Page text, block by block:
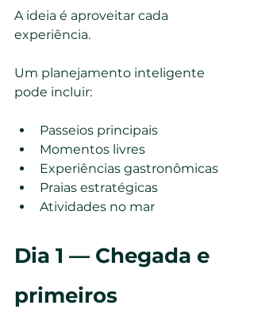
A ideia é aproveitar cada
experiência.
Um planejamento inteligente
pode incluir:
Passeios principais
Momentos livres
Experiências gastronômicas
Praias estratégicas
Atividades no mar
Dia 1 — Chegada e
primeiros